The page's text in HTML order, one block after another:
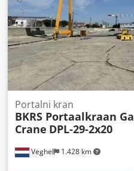
Veghel 1.428 km
Portalni kran
BKRS Portaalkraan
Crane DPL-29-2x20